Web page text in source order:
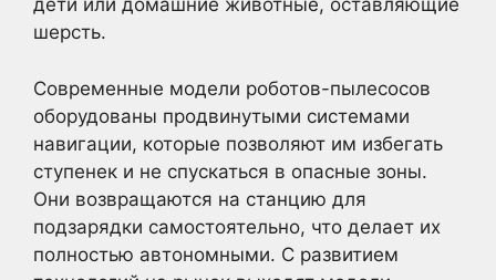
дети или домашние животные, оставляющие
шерсть.
Современные модели роботов-пылесосов
оборудованы продвинутыми системами
навигации, которые позволяют им избегать
ступенек и не спускаться в опасные зоны.
Они возвращаются на станцию для
подзарядки самостоятельно, что делает их
полностью автономными. С развитием